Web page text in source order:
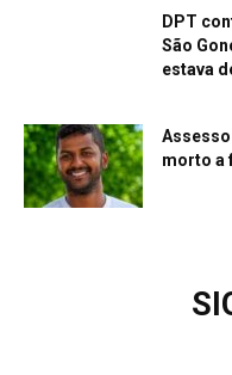
DPT
São
estava
morto a